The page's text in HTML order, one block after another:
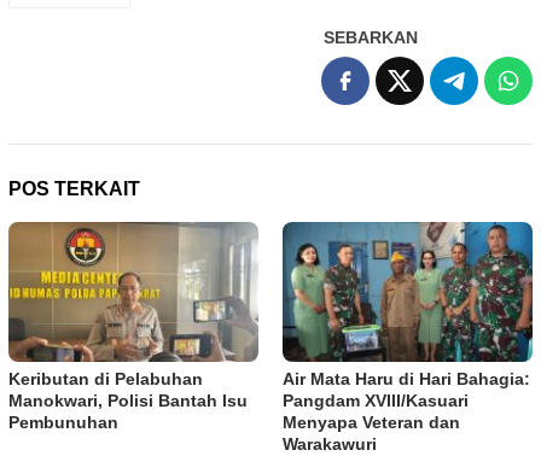
SEBARKAN
POS TERKAIT
Keributan di Pelabuhan
Manokwari, Polisi Bantah Isu
Pembunuhan
Air Mata Haru di Hari Bahagia:
Pangdam XVIII/Kasuari
Menyapa Veteran dan
Warakawuri